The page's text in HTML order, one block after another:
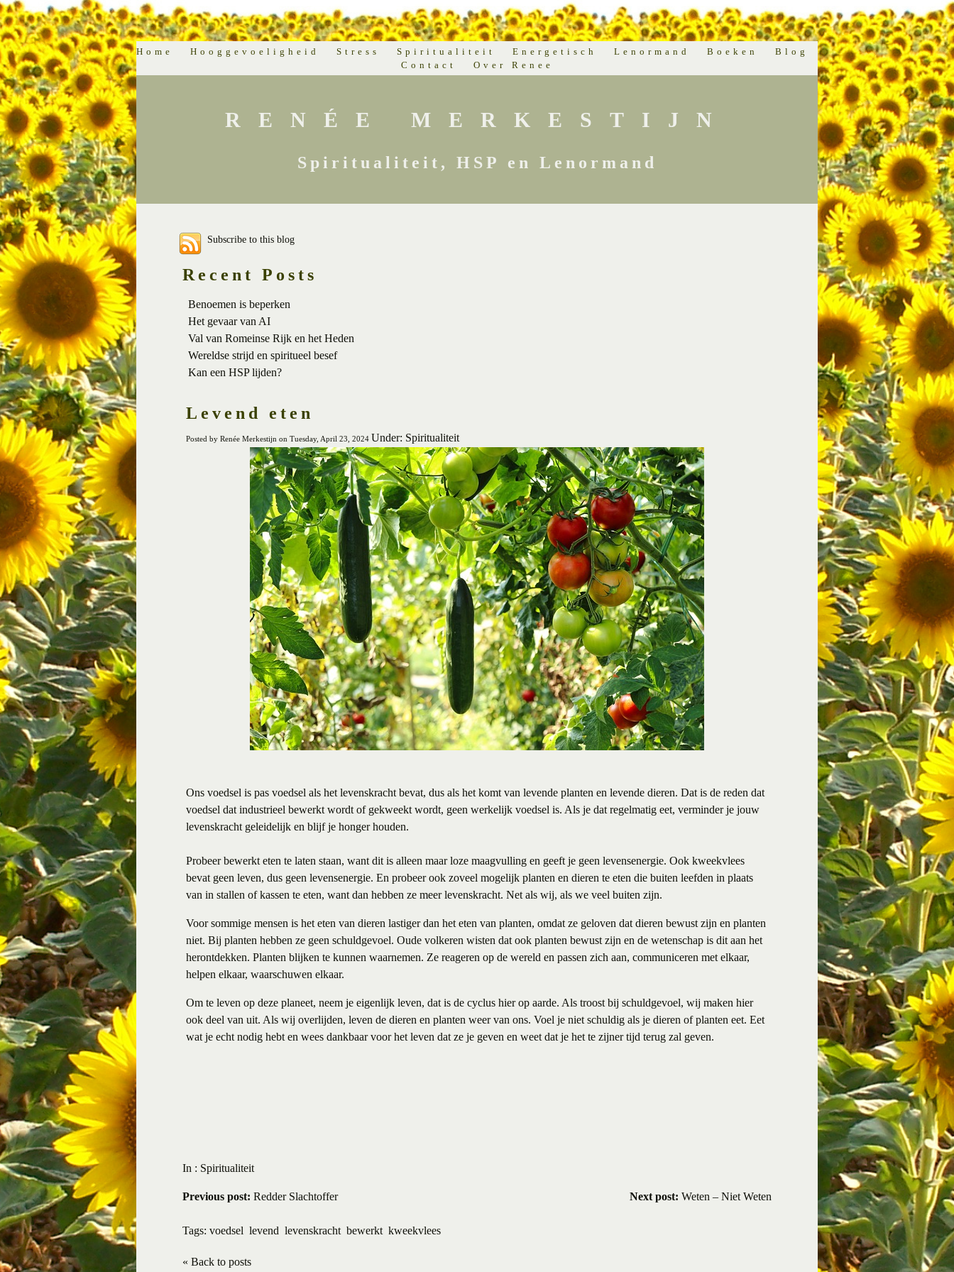
Home Hooggevoeligheid Stress Spiritualiteit Energetisch Lenormand Boeken
Blog
Contact
Over Renee
RENÉE MERKESTIJN
Spiritualiteit, HSP en Lenormand
Subscribe to this blog
Recent Posts
Benoemen is beperken
Het gevaar van AI
Val van Romeinse Rijk en het Heden
Wereldse strijd en spiritueel besef
Kan een HSP lijden?
Levend eten
Posted by Renée Merkestijn on Tuesday, April 23, 2024 Under: Spiritualiteit
Ons voedsel is pas voedsel als het levenskracht bevat, dus als het komt van levende planten en levende dieren. Dat is de reden dat
voedsel dat industrieel bewerkt wordt of gekweekt wordt, geen werkelijk voedsel is. Als je dat regelmatig eet, verminder je jouw
levenskracht geleidelijk en blijf je honger houden.
Probeer bewerkt eten te laten staan, want dit is alleen maar loze maagvulling en geeft je geen levensenergie. Ook kweekvlees
bevat geen leven, dus geen levensenergie. En probeer ook zoveel mogelijk planten en dieren te eten die buiten leefden in plaats
van in stallen of kassen te eten, want dan hebben ze meer levenskracht. Net als wij, als we veel buiten zijn.
Voor sommige mensen is het eten van dieren lastiger dan het eten van planten, omdat ze geloven dat dieren bewust zijn en planten
niet. Bij planten hebben ze geen schuldgevoel. Oude volkeren wisten dat ook planten bewust zijn en de wetenschap is dit aan het
herontdekken. Planten blijken te kunnen waarnemen. Ze reageren op de wereld en passen zich aan, communiceren met elkaar,
helpen elkaar, waarschuwen elkaar.
Om te leven op deze planeet, neem je eigenlijk leven, dat is de cyclus hier op aarde. Als troost bij schuldgevoel, wij maken hier
ook deel van uit. Als wij overlijden, leven de dieren en planten weer van ons. Voel je niet schuldig als je dieren of planten eet. Eet
wat je echt nodig hebt en wees dankbaar voor het leven dat ze je geven en weet dat je het te zijner tijd terug zal geven.
In : Spiritualiteit
Next post: Weten – Niet Weten
Previous post: Redder Slachtoffer
Tags: voedsel levend levenskracht bewerkt kweekvlees
« Back to posts